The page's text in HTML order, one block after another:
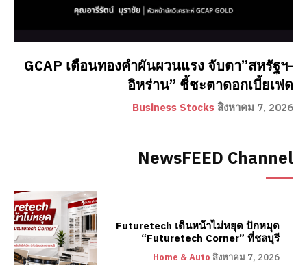
GCAP เตือนทองคำผันผวนแรง จับตา”สหรัฐฯ-
อิหร่าน” ชี้ชะตาดอกเบี้ยเฟด
Business Stocks สิงหาคม 7, 2026
NewsFEED Channel
Futuretech เดินหน้าไม่หยุด ปักหมุด
“Futuretech Corner” ที่ชลบุรี
Home & Auto สิงหาคม 7, 2026